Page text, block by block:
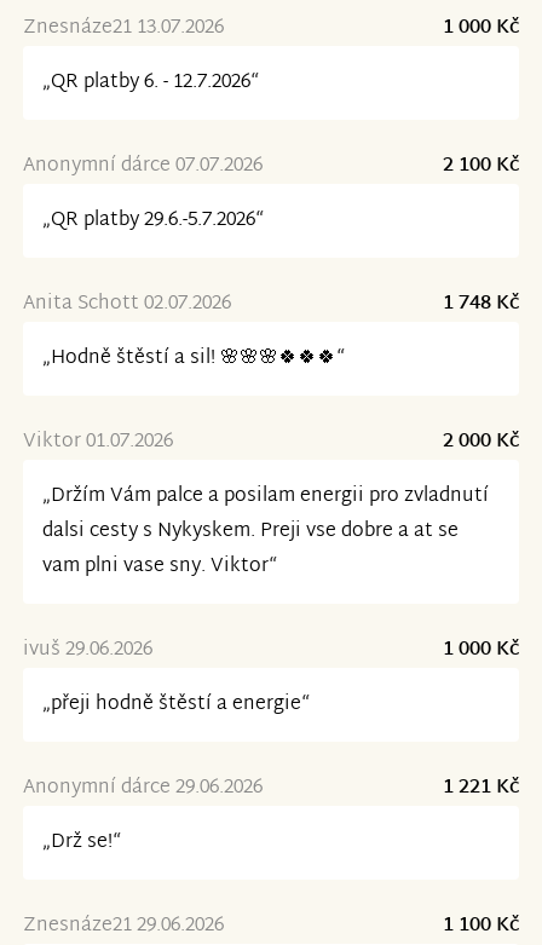
Znesnáze21 13.07.2026
1 000 Kč
„QR platby 6. - 12.7.2026“
Anonymní dárce 07.07.2026
2 100 Kč
„QR platby 29.6.-5.7.2026“
Anita Schott 02.07.2026
1 748 Kč
„Hodně štěstí a sil! 🌸🌸🌸🍀🍀🍀“
Viktor 01.07.2026
2 000 Kč
„Držím Vám palce a posilam energii pro zvladnutí
dalsi cesty s Nykyskem. Preji vse dobre a at se
vam plni vase sny. Viktor“
ivuš 29.06.2026
1 000 Kč
„přeji hodně štěstí a energie“
Anonymní dárce 29.06.2026
1 221 Kč
„Drž se!“
Znesnáze21 29.06.2026
1 100 Kč